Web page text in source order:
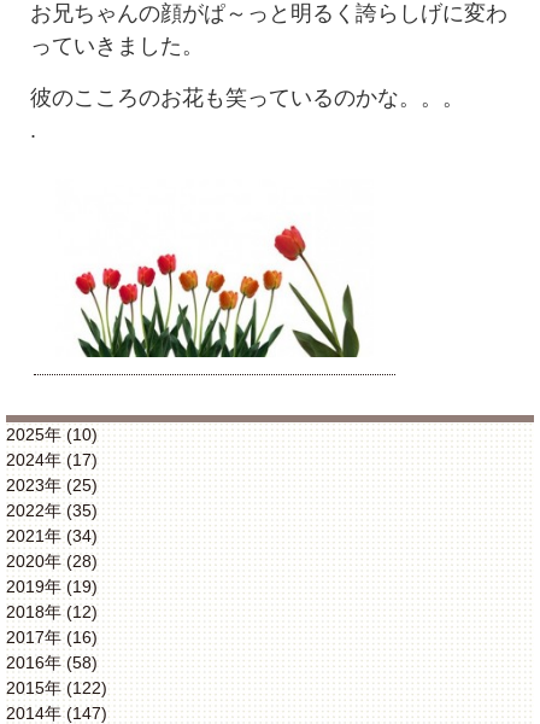
お兄ちゃんの顔がぱ～っと明るく誇らしげに変わ
っていきました。
彼のこころのお花も笑っているのかな。。。
.
2025年 (10)
2024年 (17)
2023年 (25)
2022年 (35)
2021年 (34)
2020年 (28)
2019年 (19)
2018年 (12)
2017年 (16)
2016年 (58)
2015年 (122)
2014年 (147)